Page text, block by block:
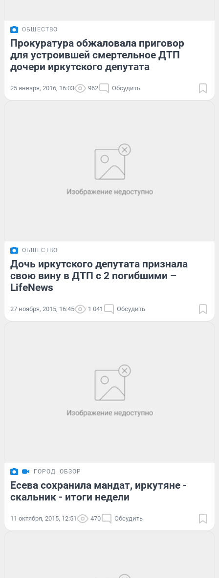
ОБЩЕСТВО
Прокуратура обжаловала приговор
для устроившей смертельное ДТП
дочери иркутского депутата
25 января, 2016, 16:03 962 Обсудить
ОБЩЕСТВО
Дочь иркутского депутата признала
свою вину в ДТП с 2 погибшими –
LifeNews
27 ноября, 2015, 16:45 1 041 Обсудить
ГОРОД ОБЗОР
Есева сохранила мандат, иркутяне -
скальник - итоги недели
11 октября, 2015, 12:51 470 Обсудить